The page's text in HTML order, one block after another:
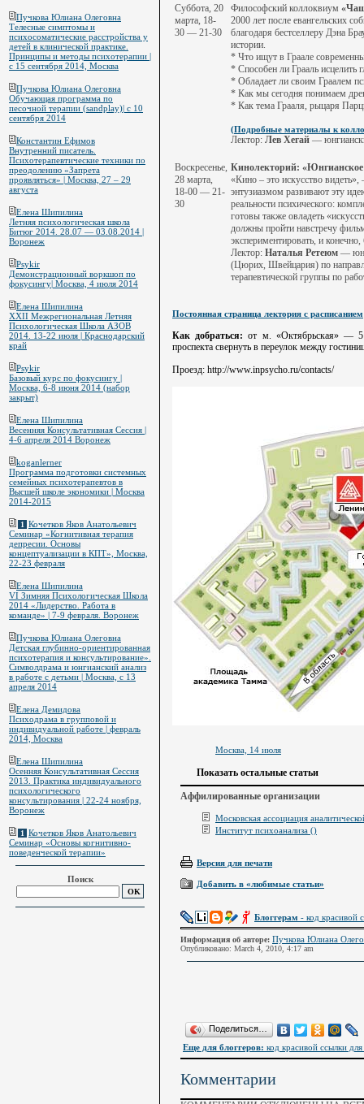
Суббота, 20
марта, 18-
30 — 21-30
Философский коллоквиум
2000 лет после евангельских
благодаря бестселлеру Дэна
истории.
* Что ищут в Граале
* Способен ли Грааль исцелить
* Обладает ли своим Граалем
* Как мы сегодня понимаем
* Как тема Грааля, рыцаря
(Подробные материалы к
Лектор: Лев Хегай —
Воскресенье,
28 марта,
18-00 — 21-
30
Кинолекторий:
«Кино – это искусство
энтузиазмом развивают эту
реальности психического:
готовы также овладеть
должны пройти навстречу
экспериментировать, и
Лектор: Наталья Ретеюм —
(Цюрих, Швейцария) по
терапевтической группы по
Постоянная страница лектория с расписанием
Как добраться: от м. «Октябрьская» — 5
проспекта свернуть в переулок между
Проезд: http://www.inpsycho.ru/contacts/
Москва, 14 июля
Показать остальные статьи
Аффилированные организации
Московская ассоциация
Институт психоанализа ()
Версия для печати
Добавить в «любимые статьи»
Блоггерам - код красивой
Информация об авторе: Пучкова Юлиана
Опубликовано: March 4, 2010, 4:17 am
Поделиться…
Еще для блоггеров: код красивой ссылки для
Комментарии
Пучкова Юлиана Олеговна
Телесные симптомы и
психосоматические расстройства у
детей в клинической практике.
Принципы и методы психотерапии |
с 15 сентября 2014, Москва
Пучкова Юлиана Олеговна
Обучающая программа по
песочной терапии (sandplay)| с 10
сентября 2014
Константин Ефимов
Внутренний писатель.
Психотерапевтические техники по
преодолению «Запрета
проявляться» | Москва, 27 – 29
августа
Елена Шипилина
Летняя психологическая школа
Битюг 2014. 28.07 — 03.08.2014 |
Воронеж
Psykir
Демонстрационный воркшоп по
фокусингу| Москва, 4 июля 2014
Елена Шипилина
XXII Межрегиональная Летняя
Психологическая Школа АЗОВ
2014. 13-22 июля | Краснодарский
край
Psykir
Базовый курс по фокусингу |
Москва, 6-8 июня 2014 (набор
закрыт)
Елена Шипилина
Весенняя Консультативная Сессия |
4-6 апреля 2014 Воронеж
koganlerner
Программа подготовки системных
семейных психотерапевтов в
Высшей школе экономики | Москва
2014-2015
1 Кочетков Яков Анатольевич
Семинар «Когнитивная терапия
депресии. Основы
концептуализации в КПТ», Москва,
22-23 февраля
Елена Шипилина
VI Зимняя Психологическая Школа
2014 «Лидерство. Работа в
команде» | 7-9 февраля. Воронеж
Пучкова Юлиана Олеговна
Детская глубинно-ориентированная
психотерапия и консультирование».
Символдрама и юнгианский анализ
в работе с детьми | Москва, с 13
апреля 2014
Елена Демидова
Психодрама в групповой и
индивидуальной работе | февраль
2014, Москва
Елена Шипилина
Осенняя Консультативная Сессия
2013. Практика индивидуального
психологического
консультирования | 22-24 ноября,
Воронеж
1 Кочетков Яков Анатольевич
Семинар «Основы когнитивно-
поведенческой терапии»
Поиск